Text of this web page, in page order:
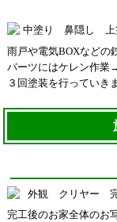
雨戸や電気BOXなどの
パーツにはケレン作
３回塗装を行っていき
完工後のお家全体のお